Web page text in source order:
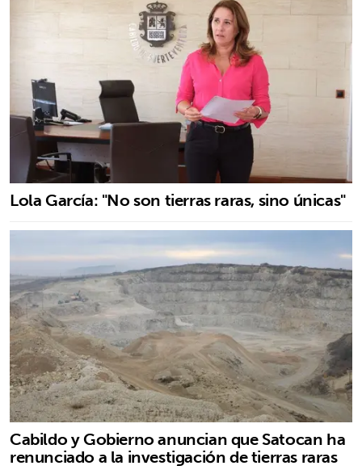
Lola García: "No son tierras raras, sino únicas"
Cabildo y Gobierno anuncian que Satocan ha
renunciado a la investigación de tierras raras